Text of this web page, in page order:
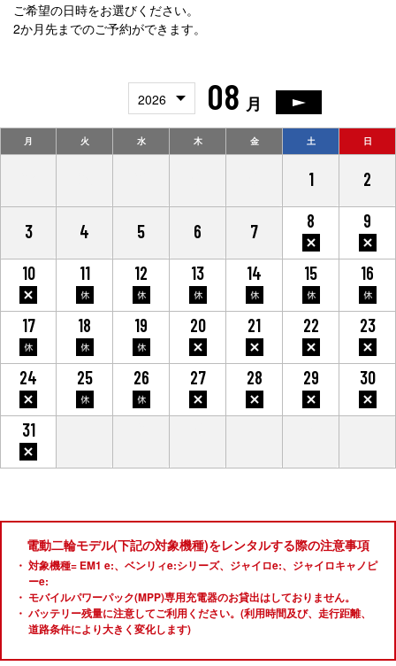
ご希望の日時をお選びください。
2か月先までのご予約ができます。
2026 08 月
月 火 水 木 金 土 日
1 2
3 4 5 6 7
8 9
10 11 12 13 14 15 16
17 18 19 20 21 22 23
24 25 26 27 28 29 30
31
電動二輪モデル(下記の対象機種)をレンタルする際の注意事項
対象機種= EM1 e:、ベンリィe:シリーズ、ジャイロe:、ジャイロキャノピ
ーe:
モバイルパワーパック(MPP)専用充電器のお貸出はしておりません。
バッテリー残量に注意してご利用ください。(利用時間及び、走行距離、
道路条件により大きく変化します)